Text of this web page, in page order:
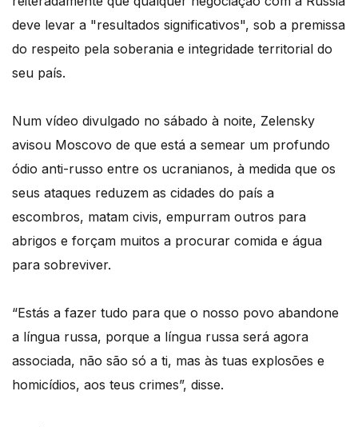
deve levar a "resultados significativos", sob a premissa
do respeito pela soberania e integridade territorial do
seu país.
Num vídeo divulgado no sábado à noite, Zelensky
avisou Moscovo de que está a semear um profundo
ódio anti-russo entre os ucranianos, à medida que os
seus ataques reduzem as cidades do país a
escombros, matam civis, empurram outros para
abrigos e forçam muitos a procurar comida e água
para sobreviver.
“Estás a fazer tudo para que o nosso povo abandone
a língua russa, porque a língua russa será agora
associada, não são só a ti, mas às tuas explosões e
homicídios, aos teus crimes”, disse.